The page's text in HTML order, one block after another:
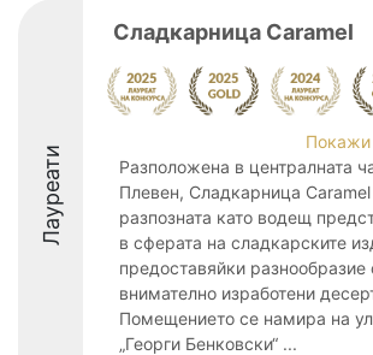
Лауреати
Сладкарница Caramel
Покажи
Разположена в централната
Плевен, Сладкарница
разпозната като водещ
в сферата на сладкарските
предоставяйки разнообразие
внимателно изработени
Помещението се намира на
„Георги Бенковски“ ...